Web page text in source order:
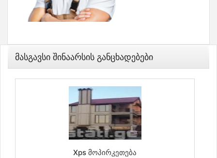
Მასგავსი Შინაარსის Განცხადებები
Xps Მოპირკეთება